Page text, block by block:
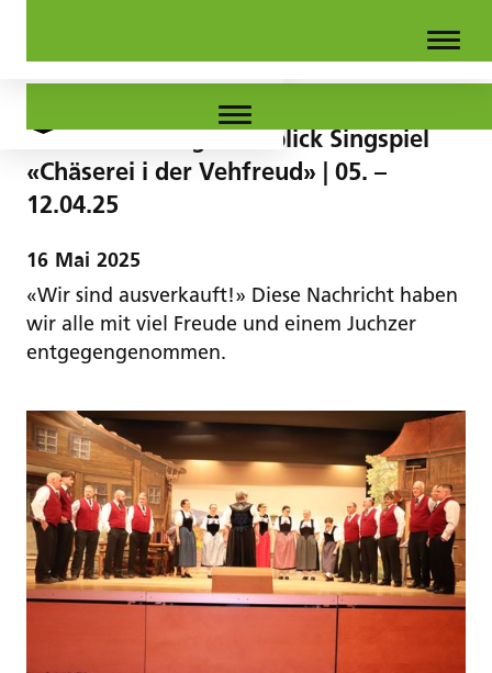
Ein voller Erfolg: Rückblick Singspiel
«Chäserei i der Vehfreud» | 05. –
12.04.25
16 Mai 2025
«Wir sind ausverkauft!» Diese Nachricht haben
wir alle mit viel Freude und einem Juchzer
entgegengenommen.